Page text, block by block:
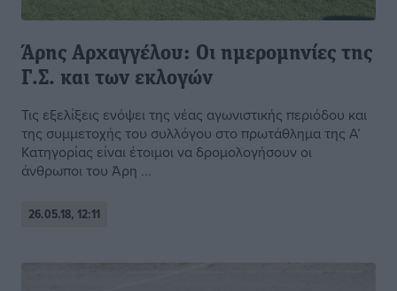
Άρης Αρχαγγέλου: Οι ημερομηνίες της
Γ.Σ. και των εκλογών
Τις εξελίξεις ενόψει της νέας αγωνιστικής περιόδου και
της συμμετοχής του συλλόγου στο πρωτάθλημα της Α’
Κατηγορίας είναι έτοιμοι να δρομολογήσουν οι
άνθρωποι του Άρη ...
26.05.18, 12:11